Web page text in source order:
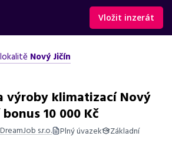
Vložit inzerát
Nový Jičín
výroby klimatizací Nový
10 000 Kč
s.r.o. Plný úvazek Základní